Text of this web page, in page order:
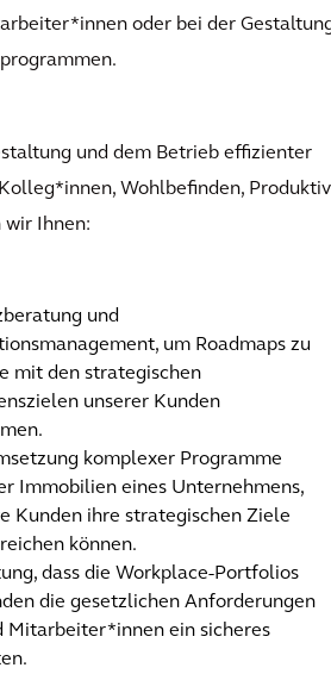
oder bei der
und dem Betrieb effizienter
Wohlbefinden,
wir Ihnen:
und
um Roadmaps zu
mit den strategischen
unserer Kunden
komplexer Programme
Immobilien eines Unternehmens,
Kunden ihre strategischen Ziele
können.
dass die Workplace-Portfolios
die gesetzlichen Anforderungen
Mitarbeiter*innen ein sicheres